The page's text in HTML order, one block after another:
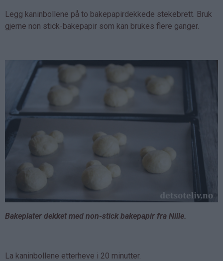
Legg kaninbollene på to bakepapirdekkede stekebrett. Bruk
gjerne non stick-bakepapir som kan brukes flere ganger.
Bakeplater dekket med non-stick bakepapir fra Nille.
La kaninbollene etterheve i 20 minutter.